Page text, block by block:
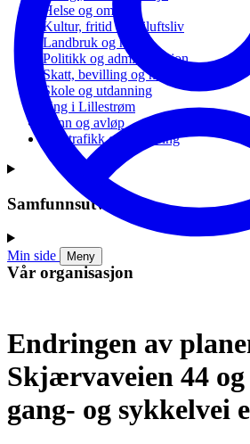
Min side Meny
Helse og omsorg
Kultur, fritid og friluftsliv
Landbruk og natur
Politikk og administrasjon
Skatt, bevilling og næring
Skole og utdanning
Ung i Lillestrøm
Vann og avløp
Vei, trafikk og parkering
Samfunnsutvikling
Vår organisasjon
Endringen av
Skjærvaveien 44
gang- og sykkelvei